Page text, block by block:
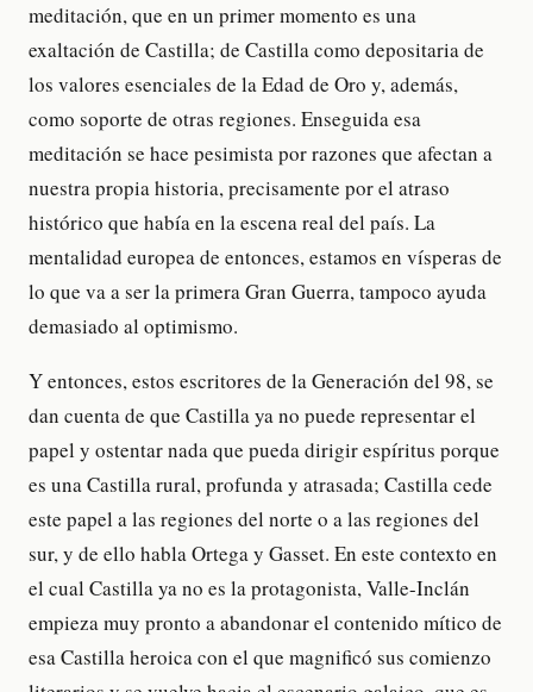
meditación, que en un primer momento es una
exaltación de Castilla; de Castilla como depositaria de
los valores esenciales de la Edad de Oro y, además,
como soporte de otras regiones. Enseguida esa
meditación se hace pesimista por razones que afectan a
nuestra propia historia, precisamente por el atraso
histórico que había en la escena real del país. La
mentalidad europea de entonces, estamos en vísperas de
lo que va a ser la primera Gran Guerra, tampoco ayuda
demasiado al optimismo.
Y entonces, estos escritores de la Generación del 98, se
dan cuenta de que Castilla ya no puede representar el
papel y ostentar nada que pueda dirigir espíritus porque
es una Castilla rural, profunda y atrasada; Castilla cede
este papel a las regiones del norte o a las regiones del
sur, y de ello habla Ortega y Gasset. En este contexto en
el cual Castilla ya no es la protagonista, Valle-Inclán
empieza muy pronto a abandonar el contenido mítico de
esa Castilla heroica con el que magnificó sus comienzo